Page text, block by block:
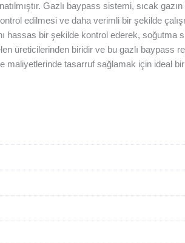
Gazlı baypass sistemi, sıcak
edilmesi ve daha verimli bir şekilde
hassas bir şekilde kontrol ederek, soğutma
üreticilerinden biridir ve bu gazlı baypass
maliyetlerinde tasarruf sağlamak için ideal